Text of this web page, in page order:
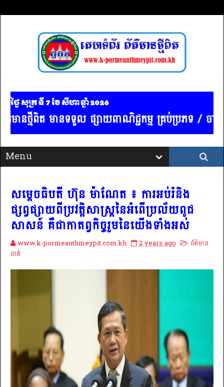
ថ្ងៃ សុក្រ ទី 7​ ខែ សីហា ឆ្នាំ 2026
នថ្មីពិត មានទទួល ផ្សាយពាណិជ្ជកម្ម គ្រប់ប្រភទ / ច
សម្តេចធិបតី ហ៊ុន ម៉ាណែត ៖ ការអប់រំនិង
ផ្សព្វផ្សាយពីប្រវត្តិសាស្ត្រនៃអំពើប្រល័យពូជ
សាសន៍ គឺជាកាតព្វកិច្ចរួមនៃយើងទាំងអស់
www.k-pormeanthmeypit.com.kh 2 years ago
ព័ត៌មាន
ជាតិ